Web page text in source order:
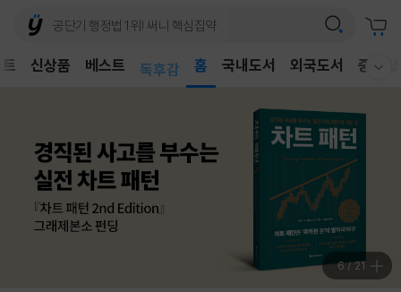
신상품 베스트
독후감
홈 국내도서 외국도서 중고샵
7/21